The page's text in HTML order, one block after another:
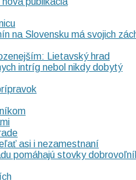
na Slovensku má svojich
Lietavský hrad
intríg nebol nikdy dobytý
asi i nezamestnaní
pomáhajú stovky